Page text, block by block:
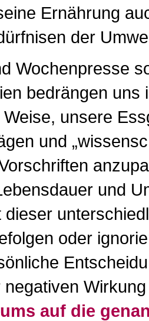
Ernährung
der
Wochenpresse
bedrängen uns
unsere
und
und
dieser
oder
auf die